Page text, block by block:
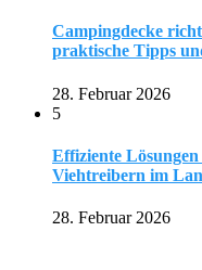
Campingdecke
praktische Tipps
28. Februar 2026
5
Effiziente
Viehtreibern im
28. Februar 2026